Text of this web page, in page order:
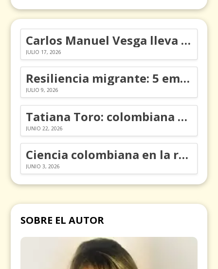
Carlos Manuel Vesga lleva el nombre de Colombia a los Emmy
JULIO 17, 2026
Resiliencia migrante: 5 emociones y cómo gestionarlas
JULIO 9, 2026
Tatiana Toro: colombiana que cambió la historia de las matemáticas
JUNIO 22, 2026
Ciencia colombiana en la revolución de los órganos en chips
JUNIO 3, 2026
SOBRE EL AUTOR